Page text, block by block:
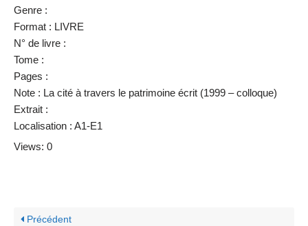
Genre :
Format : LIVRE
N° de livre :
Tome :
Pages :
Note : La cité à travers le patrimoine écrit (1999 – colloque)
Extrait :
Localisation : A1-E1
Views: 0
Précédent